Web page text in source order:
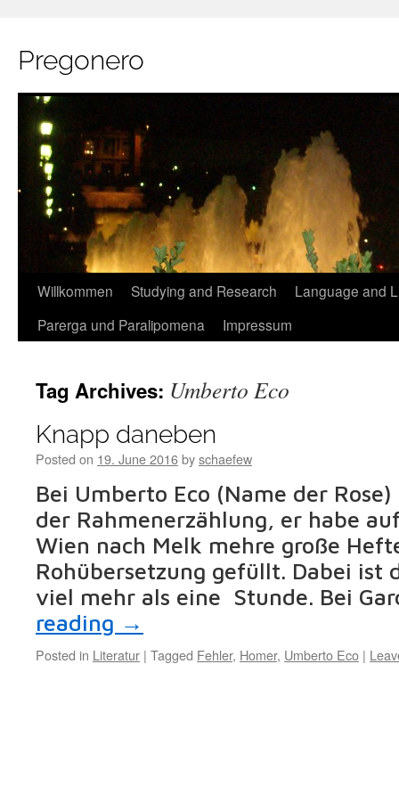
Pregonero
Skip
Willkommen Studying and Research
Language and
Parerga und Paralipomena
Impressum
Tag Archives: Umberto Eco
Knapp daneben
Posted on 19. June 2016byschaefew
Bei Umberto Eco (Name der
der Rahmenerzählung, er habe
Wien nach Melk mehre große
Rohübersetzung gefüllt. Dabei ist
viel mehr als eine Stunde. Bei
reading →
Posted in Literatur | Tagged Fehler, Homer, Umberto Eco |